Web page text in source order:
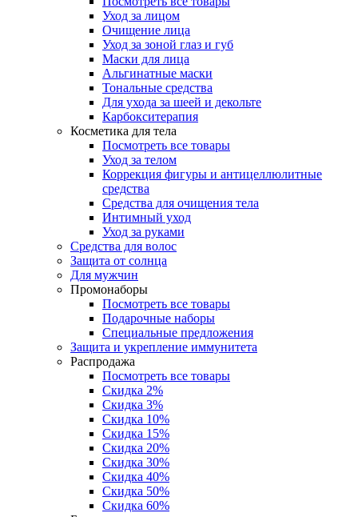
Уход за лицом
Очищение лица
Уход за зоной глаз и губ
Маски для лица
Альгинатные маски
Тональные средства
Для ухода за шеей и декольте
Карбокситерапия
Косметика для тела
Посмотреть все товары
Уход за телом
Коррекция фигуры и антицеллюлитные
средства
Средства для очищения тела
Интимный уход
Уход за руками
Средства для волос
Защита от солнца
Для мужчин
Промонаборы
Посмотреть все товары
Подарочные наборы
Специальные предложения
Защита и укрепление иммунитета
Распродажа
Посмотреть все товары
Скидка 2%
Скидка 3%
Скидка 10%
Скидка 15%
Скидка 20%
Скидка 30%
Скидка 40%
Скидка 50%
Скидка 60%